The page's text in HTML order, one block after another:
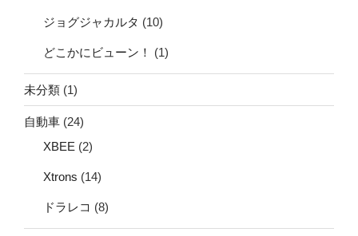
ジョグジャカルタ (10)
どこかにビューン！ (1)
未分類 (1)
自動車 (24)
XBEE (2)
Xtrons (14)
ドラレコ (8)